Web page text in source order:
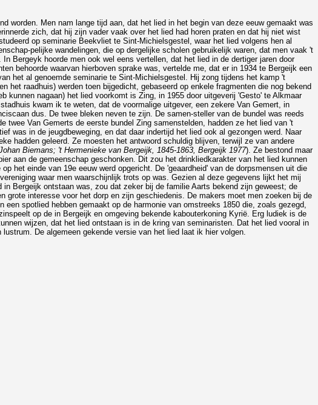
worden. Men nam lange tijd aan, dat het lied in het begin van deze eeuw gemaakt was
zich, dat hij zijn vader vaak over het lied had horen praten en dat hij niet wist
op seminarie Beekvliet te Sint-Michielsgestel, waar het lied volgens hen al
pelijke wandelingen, die op dergelijke scholen gebruikelijk waren, dat men vaak 't
Bergeyk hoorde men ook wel eens vertellen, dat het lied in de dertiger jaren door
behoorde waarvan hierboven sprake was, vertelde me, dat er in 1934 te Bergeijk een
het al genoemde seminarie te Sint-Michielsgestel. Hij zong tijdens het kamp 't
het raadhuis) werden toen bijgedicht, gebaseerd op enkele fragmenten die nog bekend
kunnen nagaan) het lied voorkomt is Zing, in 1955 door uitgeverij 'Gesto' te Alkmaar
kwam ik te weten, dat de voormalige uitgever, een zekere Van Gemert, in
dus. De twee bleken neven te zijn. De samen-steller van de bundel was reeds
twee Van Gemerts de eerste bundel Zing samenstelden, hadden ze het lied van 't
was in de jeugdbeweging, en dat daar indertijd het lied ook al gezongen werd. Naar
hadden geleerd. Ze moesten het antwoord schuldig blijven, terwijl ze van andere
Biemans; 't Hermenieke van Bergeijk, 1845-1863, Bergeijk 1977). Ze bestond maar
aan de gemeenschap geschonken. Dit zou het drinkliedkarakter van het lied kunnen
het einde van 19e eeuw werd opgericht. De 'geaardheid' van de dorpsmensen uit die
waar men waarschijnlijk trots op was. Gezien al deze gegevens lijkt het mij
Bergeijk ontstaan was, zou dat zeker bij de familie Aarts bekend zijn geweest; de
grote interesse voor het dorp en zijn geschiedenis. De makers moet men zoeken bij de
spotlied hebben gemaakt op de harmonie van omstreeks 1850 die, zoals gezegd,
op de in Bergeijk en omgeving bekende kabouterkoning Kyrië. Erg ludiek is de
wijzen, dat het lied ontstaan is in de kring van seminaristen. Dat het lied vooral in
De algemeen gekende versie van het lied laat ik hier volgen.